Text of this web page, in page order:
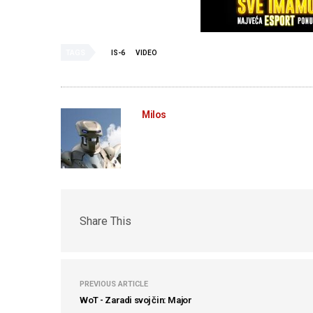
IS-6 VIDEO
Milos
Share This
PREVIOUS ARTICLE
WoT - Zaradi svoj čin: Major